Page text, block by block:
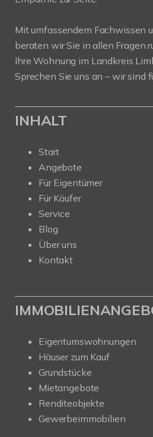
Mit umfassendem Fachwissen
beraten wir Sie in allen Fragen
Ihre Wohnung im Landkreis
Sprechen Sie uns an – wir sind
INHALT
Start
Angebote
Für Eigentümer
Für Käufer
Service
Blog
Über uns
Kontakt
Eigentumswohnungen
Häuser zum Kauf
Grundstücke
Mietangebote
Renditeobjekte
Gewerbeimmobilien